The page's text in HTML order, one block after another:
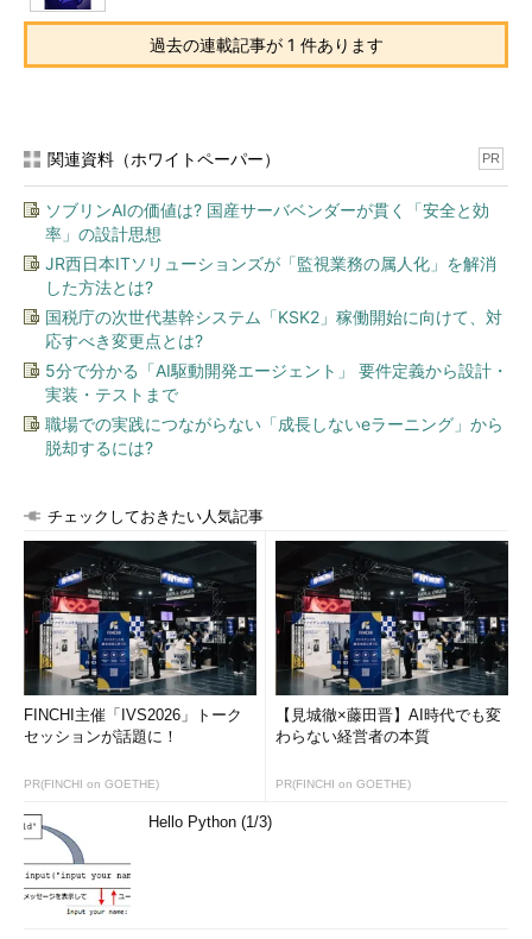
過去の連載記事が 1 件あります
関連資料（ホワイトペーパー） PR
ソブリンAIの価値は? 国産サーバベンダーが貫く「安全と効
率」の設計思想
JR西日本ITソリューションズが「監視業務の属人化」を解消
した方法とは?
国税庁の次世代基幹システム「KSK2」稼働開始に向けて、対
応すべき変更点とは?
5分で分かる「AI駆動開発エージェント」 要件定義から設計・
実装・テストまで
職場での実践につながらない「成長しないeラーニング」から
脱却するには?
チェックしておきたい人気記事
FINCHI主催「IVS2026」トーク
セッションが話題に！
PR(FINCHI on GOETHE)
【見城徹×藤田晋】AI時代でも変
わらない経営者の本質
PR(FINCHI on GOETHE)
Hello Python (1/3)